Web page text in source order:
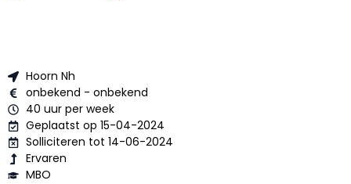
Hoorn Nh
onbekend - onbekend
40 uur per week
Geplaatst op 15-04-2024
Solliciteren tot 14-06-2024
Ervaren
MBO